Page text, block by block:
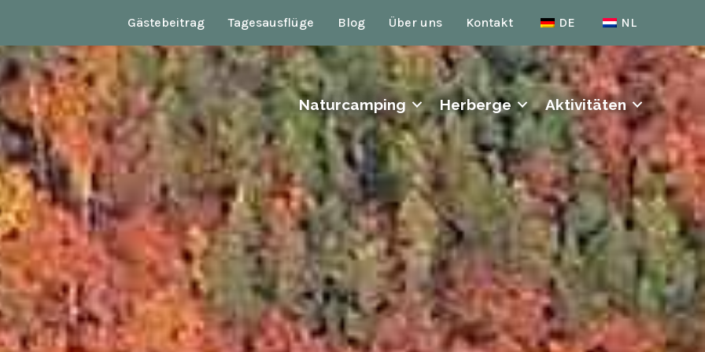
Gästebeitrag Tagesausflüge Blog Über uns Kontakt DE NL
Naturcamping Herberge Aktivitäten